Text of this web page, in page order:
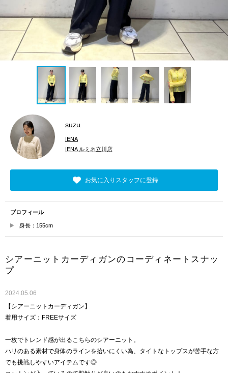
suzu
IENA
IENA ルミネ立川店
お気に入りスタッフに登録
プロフィール
身長：155cm
シアーニットカーディガンのコーディネートスナッ
プ
2024.05.06
【シアーニットカーディガン】
着用サイズ：FREEサイズ
一枚でトレンド感が出るこちらのシアーニット。
ハリのある素材で身体のラインを拾いにくい為、タイトなトップスが苦手な方
でも挑戦しやすいアイテムです◎